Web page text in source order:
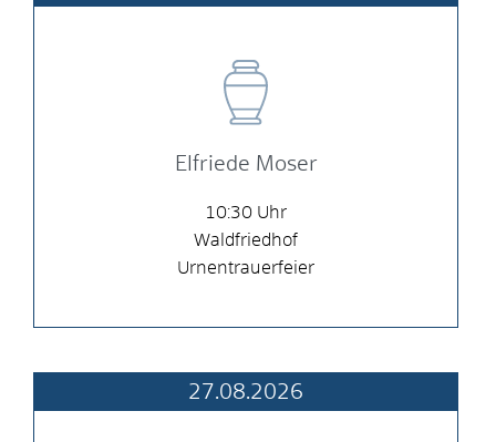
Elfriede Moser
10:30
Waldfriedhof
Urnentrauerfeier
27.08.2026